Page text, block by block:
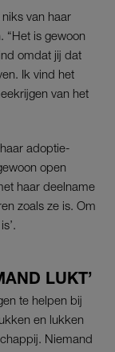
van haar
“Het is gewoon
omdat jij dat
Ik vind het
van het
adoptie-
open
haar deelname
zoals ze is. Om
LUKT’
te helpen bij
en lukken
Niemand